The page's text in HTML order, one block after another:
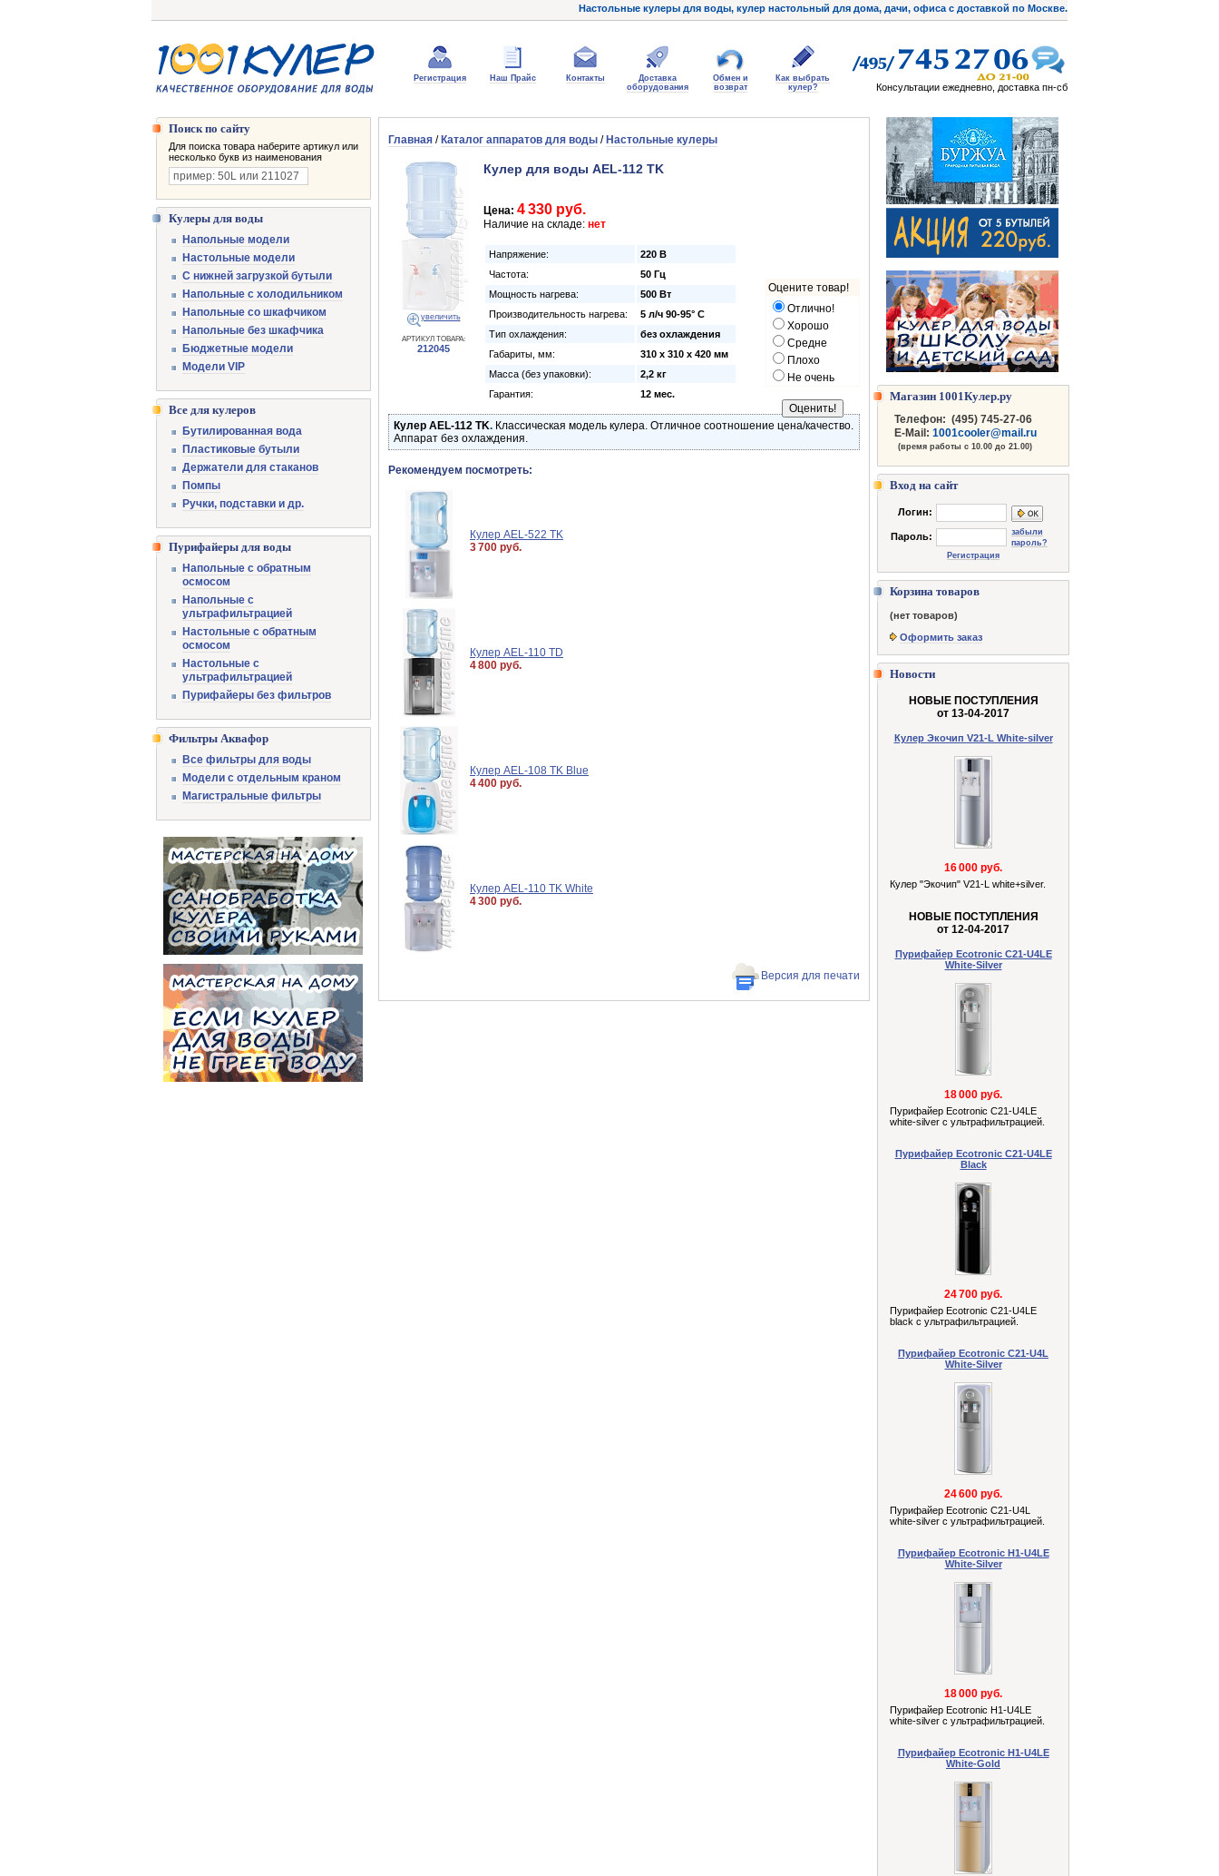
Настольные кулеры для воды, кулер настольный для дома, дачи, офиса с доставкой по Москве.
Регистрация Наш Прайс Контакты
Доставка
оборудования
Обмен и
возврат
Как выбрать
кулер?
Консультации ежедневно, доставка пн-сб
Главная / Каталог аппаратов для воды / Настольные кулеры
увеличить
АРТИКУЛ ТОВАРА:
212045
Кулер для воды AEL-112 TK
Цена: 4 330 руб.
Оцените товар!
Отлично!
Хорошо
Средне
Плохо
Не очень
Наличие на складе: нет
Напряжение:
220 В
Частота:
50 Гц
Мощность нагрева:
500 Вт
Производительность нагрева:
5 л/ч 90-95° C
Тип охлаждения:
без охлаждения
Габариты, мм:
310 x 310 x 420 мм
Масса (без упаковки):
2,2 кг
Гарантия:
12 мес.
Кулер AEL-112 TK. Классическая модель кулера. Отличное соотношение цена/качество.
Аппарат без охлаждения.
Рекомендуем посмотреть:
Кулер AEL-522 TK
3 700 руб.
Кулер AEL-110 TD
4 800 руб.
Кулер AEL-108 TK Blue
4 400 руб.
Кулер AEL-110 TK White
4 300 руб.
Версия для печати
Поиск по сайту
Для поиска товара наберите артикул или
несколько букв из наименования
Кулеры для воды
Напольные модели
Настольные модели
С нижней загрузкой бутыли
Напольные с холодильником
Напольные со шкафчиком
Напольные без шкафчика
Бюджетные модели
Модели VIP
Все для кулеров
Бутилированная вода
Пластиковые бутыли
Держатели для стаканов
Помпы
Ручки, подставки и др.
Пурифайеры для воды
Напольные с обратным
осмосом
Напольные с
ультрафильтрацией
Настольные с обратным
осмосом
Настольные с
ультрафильтрацией
Пурифайеры без фильтров
Фильтры Аквафор
Все фильтры для воды
Модели с отдельным краном
Магистральные фильтры
Магазин 1001Кулер.ру
Телефон: (495) 745-27-06
E-Mail: 1001cooler@mail.ru
(время работы с 10.00 до 21.00)
Вход на сайт
Логин:
Пароль:
забыли
пароль?
Регистрация
Корзина товаров
(нет товаров)
Оформить заказ
Новости
НОВЫЕ ПОСТУПЛЕНИЯ
от 13-04-2017
Кулер Экочип V21-L White-silver
16 000 руб.
Кулер "Экочип" V21-L white+silver.
НОВЫЕ ПОСТУПЛЕНИЯ
от 12-04-2017
Пурифайер Ecotronic C21-U4LE
White-Silver
18 000 руб.
Пурифайер Ecotronic C21-U4LE
white-silver с ультрафильтрацией.
Пурифайер Ecotronic C21-U4LE
Black
24 700 руб.
Пурифайер Ecotronic C21-U4LE
black с ультрафильтрацией.
Пурифайер Ecotronic C21-U4L
White-Silver
24 600 руб.
Пурифайер Ecotronic C21-U4L
white-silver с ультрафильтрацией.
Пурифайер Ecotronic H1-U4LE
White-Silver
18 000 руб.
Пурифайер Ecotronic H1-U4LE
white-silver с ультрафильтрацией.
Пурифайер Ecotronic H1-U4LE
White-Gold